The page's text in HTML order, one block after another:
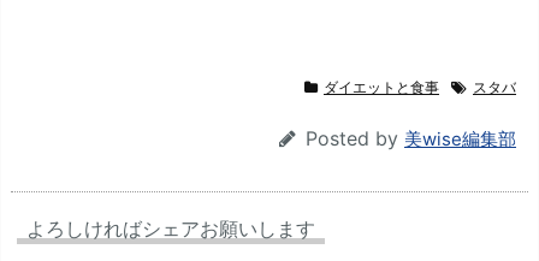
ダイエットと食事 スタバ
Posted by 美wise編集部
よろしければシェアお願いします